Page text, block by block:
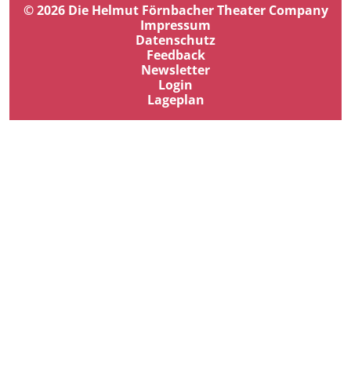
© 2026 Die Helmut Förnbacher Theater Company
Impressum
Datenschutz
Feedback
Newsletter
Login
Lageplan